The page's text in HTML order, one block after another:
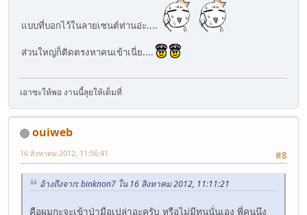
แบบที่บอกไว้ในลายเซนต์ท่านอ่ะ....
ส่วนใหญ่ก็ติดตรงหาคนเข้าเนี่ย....
เอาซะให้พอ งานนี้ลุยให้เต็มที่
ouiweb
#8
16 สิงหาคม 2012, 11:56:41
อ้างถึงจาก: binknon7 ใน 16 สิงหาคม 2012, 11:11:21
คือผมกะจะเข้าป่ามือเปล่าอะครับ หรือไม่มีทุนนั่นเอง พี่คนนึง